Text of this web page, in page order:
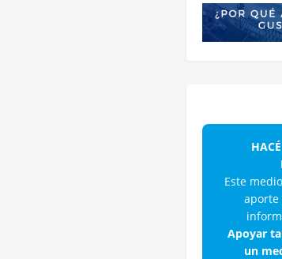
Este
aporte
Apoyar
un